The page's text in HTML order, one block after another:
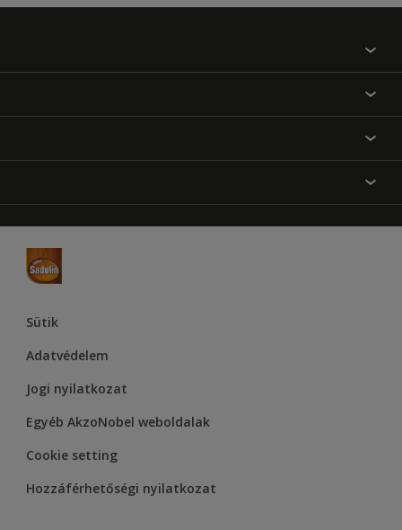
Üzlet kereső
Inspiráció
Hozzáférhetőség
Dulux
Supralux
Sütik
Adatvédelem
Jogi nyilatkozat
Egyéb AkzoNobel weboldalak
Cookie setting
Hozzáférhetőségi nyilatkozat